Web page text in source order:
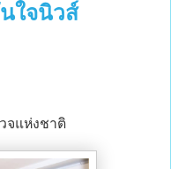
ใจนิวส์
จแห่งชาติ